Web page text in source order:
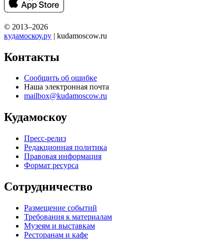
© 2013–2026
кудамоскоу.ру | kudamoscow.ru
Контакты
Сообщить об ошибке
Наша электронная почта
mailbox@kudamoscow.ru
Кудамоскоу
Пресс-релиз
Редакционная политика
Правовая информация
Формат ресурса
Сотрудничество
Размещение событий
Требования к материалам
Музеям и выставкам
Ресторанам и кафе